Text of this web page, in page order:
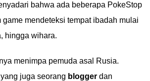
bahwa ada beberapa PokeStop
mendeteksi tempat ibadah mulai
hingga wihara.
menimpa pemuda asal Rusia.
juga seorang blogger dan